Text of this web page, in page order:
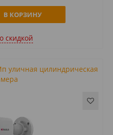
В КОРЗИНУ
скидкой
уличная цилиндрическая